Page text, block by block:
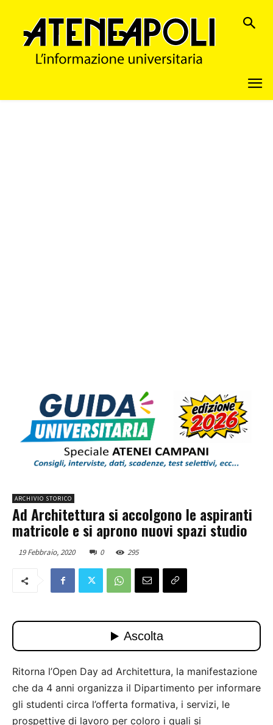
ARCHIVIO STORICO
Ad Architettura si accolgono le aspiranti
matricole e si aprono nuovi spazi studio
19 Febbraio, 2020 0 295
Ritorna l’Open Day ad Architettura, la manifestazione
che da 4 anni organizza il Dipartimento per informare
gli studenti circa l’offerta formativa, i servizi, le
prospettive di lavoro per coloro i quali si